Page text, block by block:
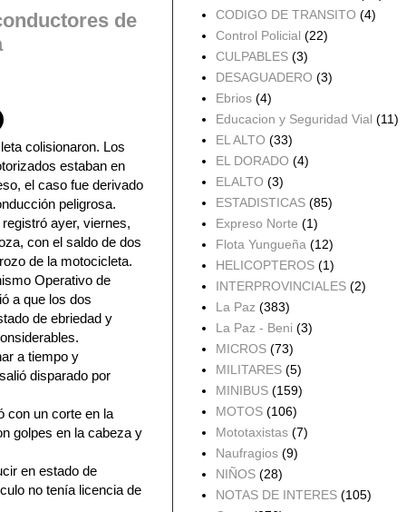
de
colisionaron. Los
estaban en
el caso fue derivado
peligrosa.
ayer, viernes,
con el saldo de dos
de la motocicleta.
Operativo de
a que los dos
de ebriedad y
a tiempo y
disparado por
con un corte en la
golpes en la cabeza y
en estado de
no tenía licencia de
CODIGO DE TRANSITO (4)
Control Policial (22)
CULPABLES (3)
DESAGUADERO (3)
Ebrios (4)
Educacion y Seguridad Vial (11)
EL ALTO (33)
EL DORADO (4)
ELALTO (3)
ESTADISTICAS (85)
Expreso Norte (1)
Flota Yungueña (12)
HELICOPTEROS (1)
INTERPROVINCIALES (2)
La Paz (383)
La Paz - Beni (3)
MICROS (73)
MILITARES (5)
MINIBUS (159)
MOTOS (106)
Mototaxistas (7)
Naufragios (9)
NIÑOS (28)
NOTAS DE INTERES (105)